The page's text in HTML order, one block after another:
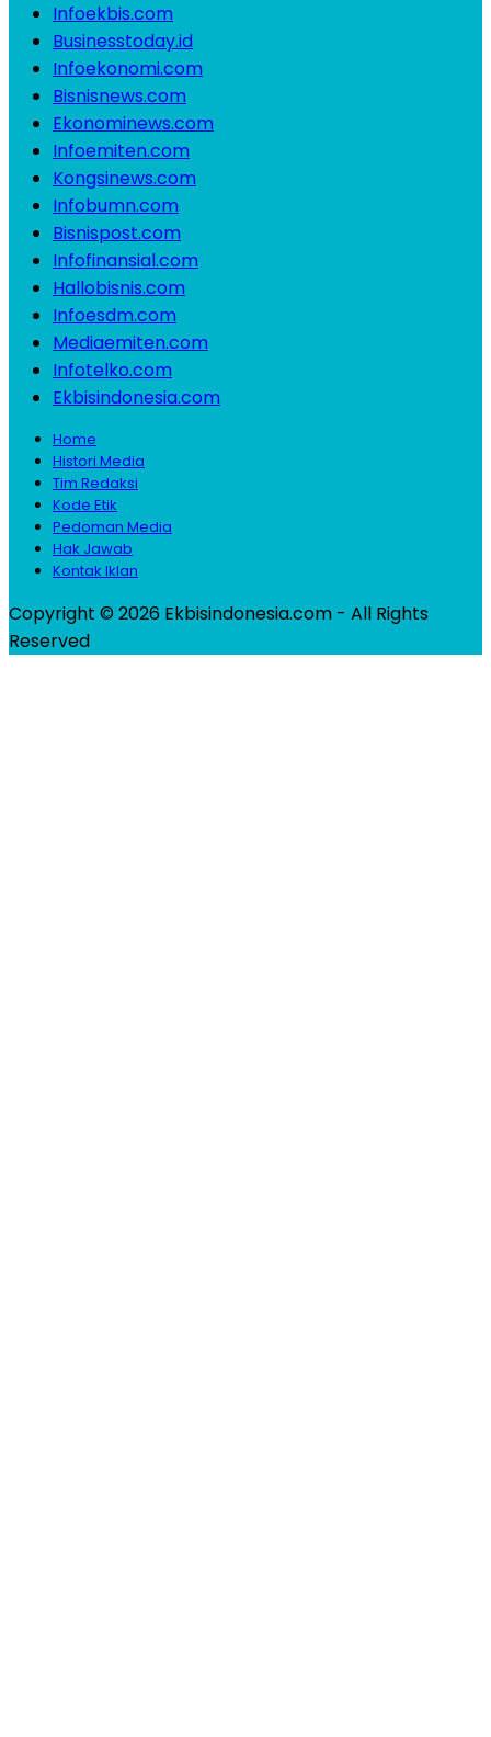
Infoekbis.com
Businesstoday.id
Infoekonomi.com
Bisnisnews.com
Ekonominews.com
Infoemiten.com
Kongsinews.com
Infobumn.com
Bisnispost.com
Infofinansial.com
Hallobisnis.com
Infoesdm.com
Mediaemiten.com
Infotelko.com
Ekbisindonesia.com
Home
Histori Media
Tim Redaksi
Kode Etik
Pedoman Media
Hak Jawab
Kontak Iklan
Copyright © 2026 Ekbisindonesia.com - All Rights
Reserved